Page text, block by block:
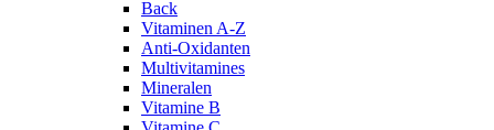
Back
Vitaminen A-Z
Anti-Oxidanten
Multivitamines
Mineralen
Vitamine B